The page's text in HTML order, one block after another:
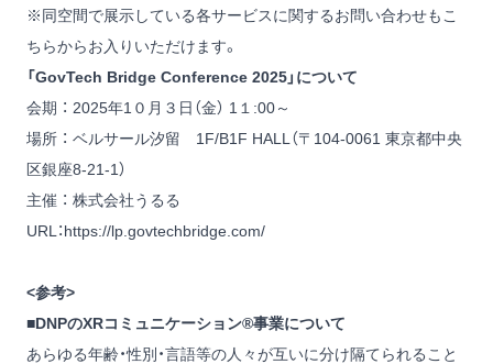
※同空間で展示している各サービスに関するお問い合わせもこ
ちらからお入りいただけます。
「GovTech Bridge Conference 2025」について
会期 ： 2025年1０月３日（金） 1１:00～
場所 ： ベルサール汐留 1F/B1F HALL（〒104-0061 東京都中央
区銀座8-21-1）
主催 ： 株式会社うるる
URL：https://lp.govtechbridge.com/
<参考>
■DNPのXRコミュニケーション®事業について
あらゆる年齢・性別・言語等の人々が互いに分け隔てられること